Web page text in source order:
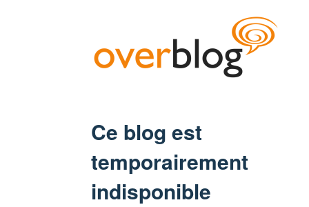
Ce blog est
temporairement
indisponible